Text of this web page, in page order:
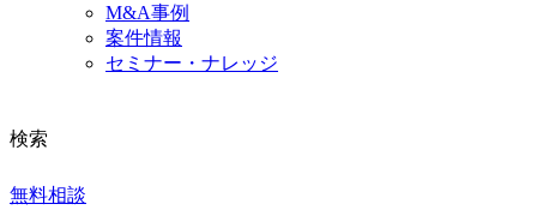
M&A事例
案件情報
セミナー・ナレッジ
検索
無料相談